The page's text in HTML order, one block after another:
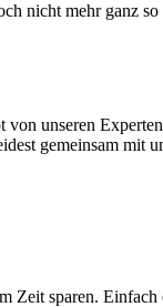
nicht mehr ganz
unseren
gemeinsam
sparen.